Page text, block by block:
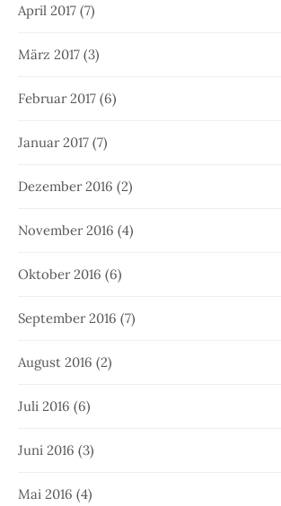
April 2017 (7)
März 2017 (3)
Februar 2017 (6)
Januar 2017 (7)
Dezember 2016 (2)
November 2016 (4)
Oktober 2016 (6)
September 2016 (7)
August 2016 (2)
Juli 2016 (6)
Juni 2016 (3)
Mai 2016 (4)